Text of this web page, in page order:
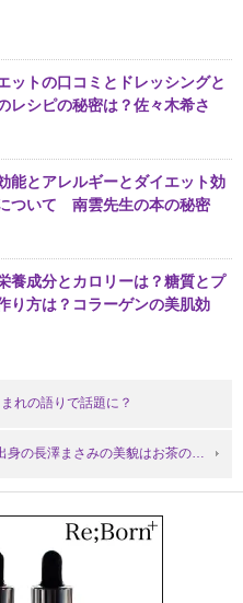
ットの口コミとドレッシングと
レシピの秘密は？佐々木希さ
能とアレルギーとダイエット効
ついて 南雲先生の本の秘密
養成分とカロリーは？糖質とプ
り方は？コラーゲンの美肌効
れの語りで話題に？
身の長澤まさみの美貌はお茶の…